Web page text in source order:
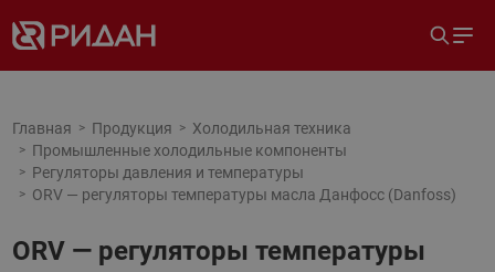
Главная Продукция
Холодильная техника
Промышленные холодильные компоненты
Регуляторы давления и температуры
ORV — регуляторы температуры масла Данфосс (Danfoss)
ORV — регуляторы температуры